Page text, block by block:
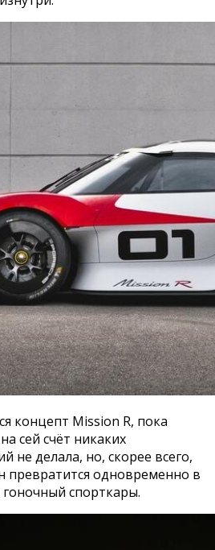
концепт Mission R, пока
сей счёт никаких
не делала, но, скорее всего,
превратится одновременно в
спорткары.